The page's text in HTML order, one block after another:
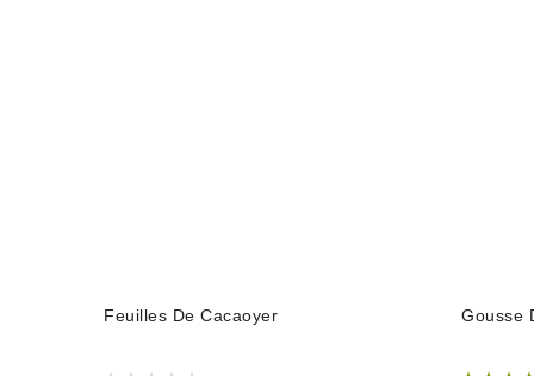
Feuilles De Cacaoyer Gousse